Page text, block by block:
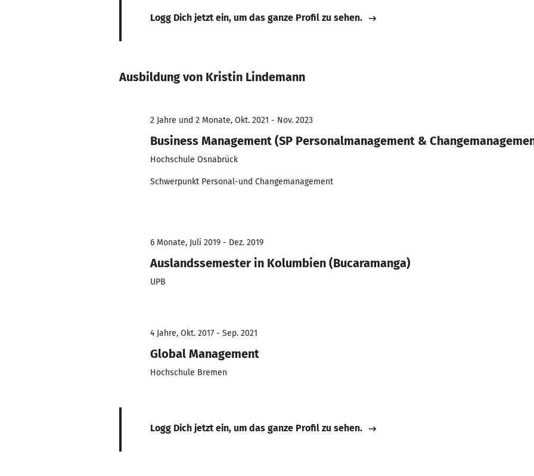
Logg Dich jetzt ein, um das ganze Profil zu sehen.
Ausbildung von Kristin Lindemann
2 Jahre und 2 Monate, Okt. 2021 - Nov. 2023
Business Management (SP Personalmanagement &
Hochschule Osnabrück
Schwerpunkt Personal-und Changemanagement
6 Monate, Juli 2019 - Dez. 2019
Auslandssemester in Kolumbien (Bucaramanga)
UPB
4 Jahre, Okt. 2017 - Sep. 2021
Global Management
Hochschule Bremen
Logg Dich jetzt ein, um das ganze Profil zu sehen.